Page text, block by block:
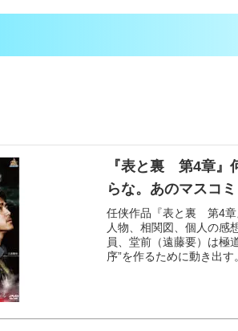
『表と裏 第4章』
らな。あのマスコ
任侠作品『表と裏 第4章
人物、相関図、個人の感
員、堂前（遠藤要）は極
序”を作るために動き出